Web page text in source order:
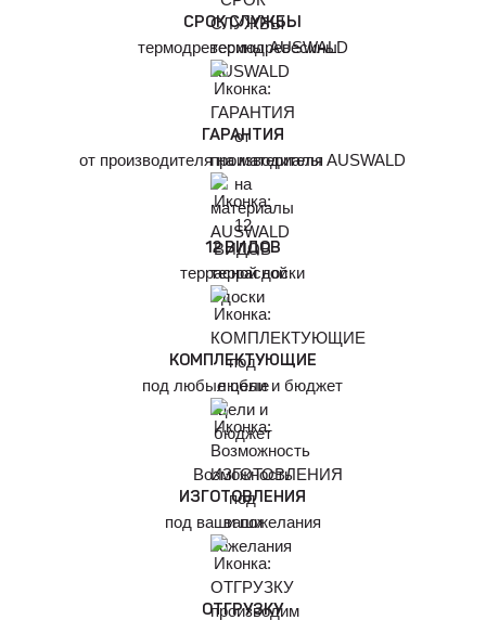
СРОК СЛУЖБЫ
термодревесины AUSWALD
ГАРАНТИЯ
от производителя на материалы AUSWALD
12 ВИДОВ
террасной доски
КОМПЛЕКТУЮЩИЕ
под любые цели и бюджет
Возможность
ИЗГОТОВЛЕНИЯ
под ваши пожелания
ОТГРУЗКУ